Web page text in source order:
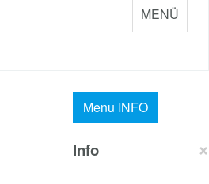
MENÜ
Menu INFO
×
Info